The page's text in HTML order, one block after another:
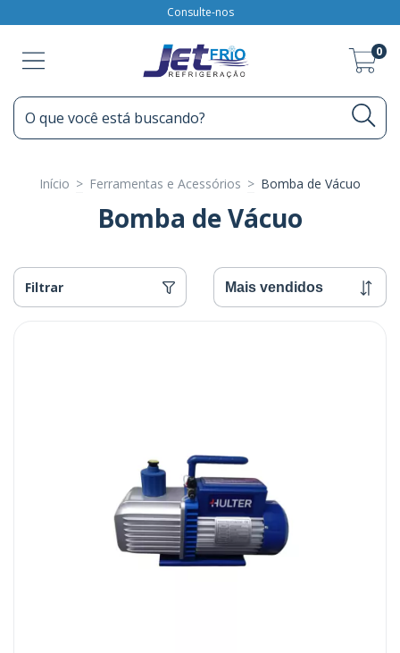
Consulte-nos
0
Início > Ferramentas e Acessórios > Bomba de Vácuo
Bomba de Vácuo
Filtrar